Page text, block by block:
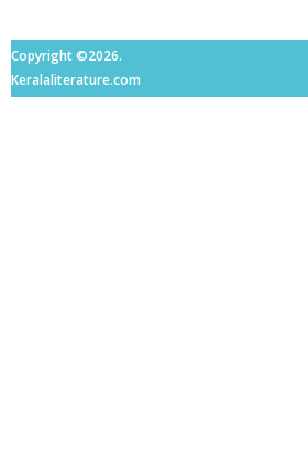
Copyright ©2026.
Keralaliterature.com